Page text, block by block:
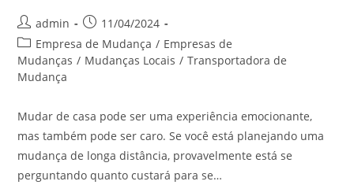
admin
11/04/2024
Empresa de Mudança / Empresas de
Mudanças / Mudanças Locais / Transportadora de
Mudança
Mudar de casa pode ser uma experiência emocionante,
mas também pode ser caro. Se você está planejando uma
mudança de longa distância, provavelmente está se
perguntando quanto custará para se…